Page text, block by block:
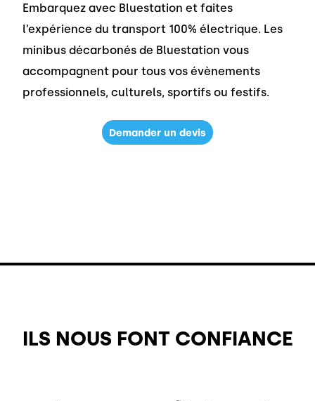
Embarquez avec Bluestation et faites
l’expérience du transport 100% électrique. Les
minibus décarbonés de Bluestation vous
accompagnent pour tous vos évènements
professionnels, culturels, sportifs ou festifs.
Demander un devis
ILS NOUS FONT CONFIANCE